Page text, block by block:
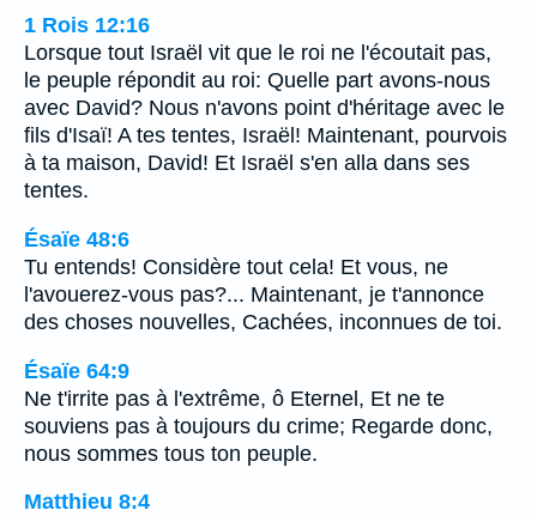
1 Rois 12:16
Lorsque tout Israël vit que le roi ne l'écoutait pas,
le peuple répondit au roi: Quelle part avons-nous
avec David? Nous n'avons point d'héritage avec le
fils d'Isaï! A tes tentes, Israël! Maintenant, pourvois
à ta maison, David! Et Israël s'en alla dans ses
tentes.
Ésaïe 48:6
Tu entends! Considère tout cela! Et vous, ne
l'avouerez-vous pas?... Maintenant, je t'annonce
des choses nouvelles, Cachées, inconnues de toi.
Ésaïe 64:9
Ne t'irrite pas à l'extrême, ô Eternel, Et ne te
souviens pas à toujours du crime; Regarde donc,
nous sommes tous ton peuple.
Matthieu 8:4